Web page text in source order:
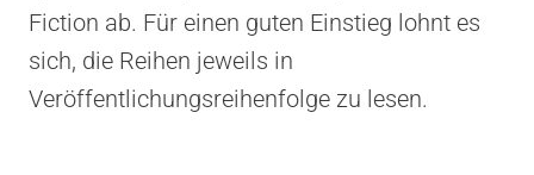
Fiction ab. Für einen guten Einstieg lohnt es
sich, die Reihen jeweils in
Veröffentlichungsreihenfolge zu lesen.